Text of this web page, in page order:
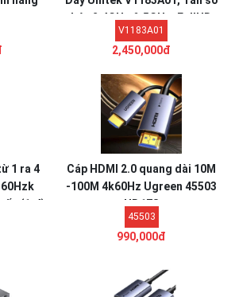
kép 2.4GHz & 5GHz, FullHD
1080P@60HZ
V1183A01
2,450,000đ
1 ra 4
(1-4)
Cáp HDMI 2.0 quang dài 10M
-100M 4k60Hz Ugreen 45503
HD178
45503
990,000đ